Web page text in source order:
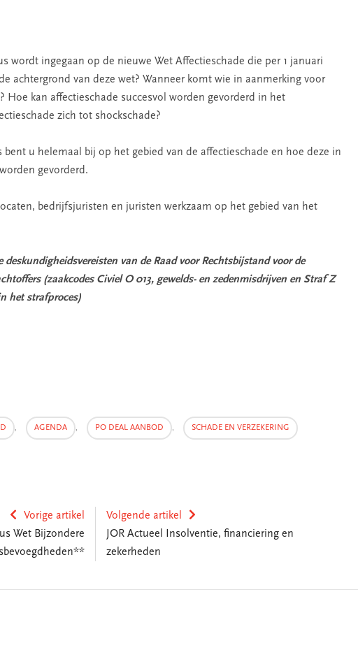
wordt ingegaan op de nieuwe Wet Affectieschade die per 1 januari
achtergrond van deze wet? Wanneer komt wie in aanmerking voor
Hoe kan affectieschade succesvol worden gevorderd in het
zich tot shockschade?
bent u helemaal bij op het gebied van de affectieschade en hoe deze in
gevorderd.
bedrijfsjuristen en juristen werkzaam op het gebied van het
deskundigheidsvereisten van de Raad voor Rechtsbijstand voor de
(zaakcodes Civiel O 013, gewelds- en zedenmisdrijven en Straf Z
het strafproces)
, AGENDA , PO DEAL AANBOD , SCHADE EN VERZEKERING
Vorige artikel
Wet Bijzondere
Volgende artikel
JOR Actueel Insolventie, financiering en
zekerheden